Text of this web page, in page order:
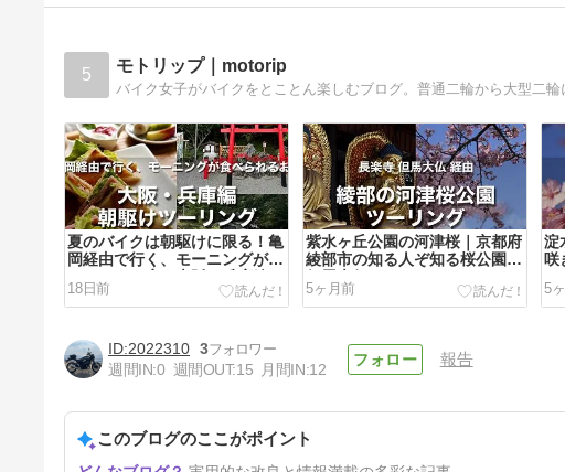
5 モトリップ｜motorip
夏のバイクは朝駆けに限る！亀
岡経由で行く、モーニングが食
べられるお店｜大阪・兵庫編
18日前
紫水ヶ丘公園の河津桜｜京都府
綾部市の知る人ぞ知る桜公園と
但馬大仏
5ヶ月前
淀
咲
5
2022310 3
週間IN:0 週間OUT:15 月間IN:12
報告
このブログのここがポイント